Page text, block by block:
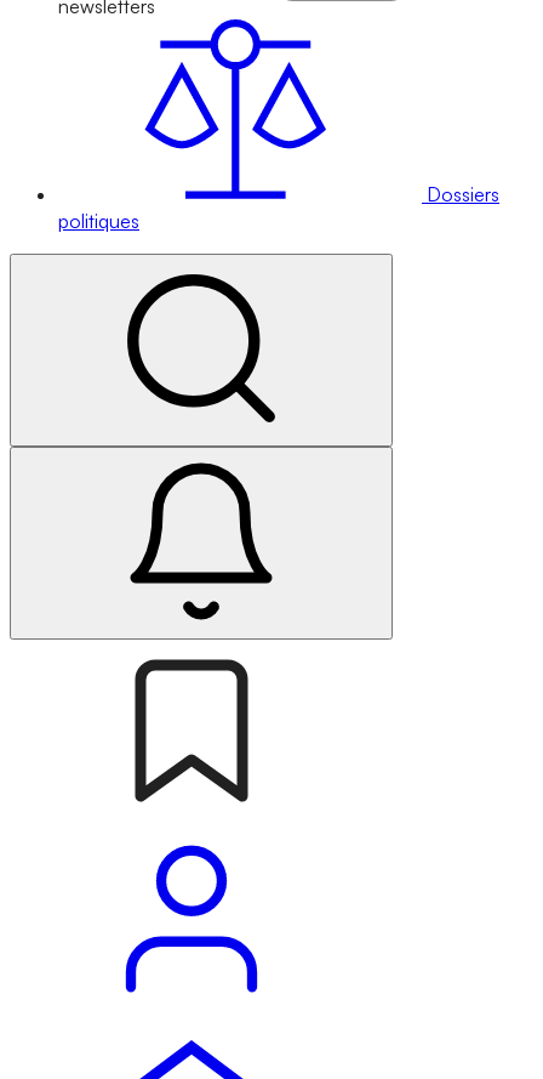
newsletters
Dossiers
politiques